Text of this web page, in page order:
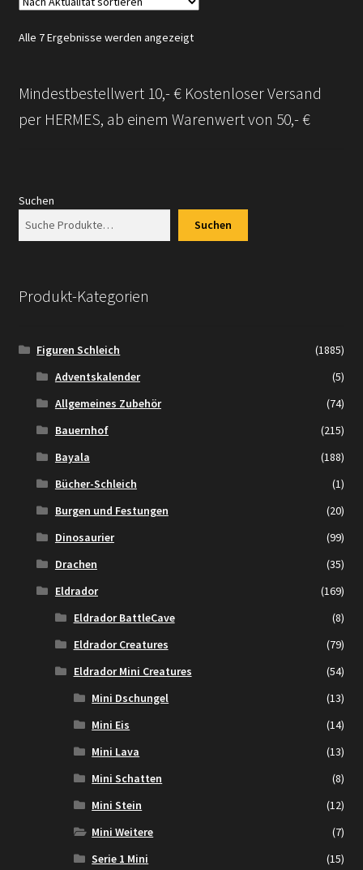
Alle 7 Ergebnisse werden angezeigtNach
Mindestbestellwert 10,- € Kostenloser Versand
per HERMES, ab einem Warenwert von 50,- €
Suchen
Suchen
Produkt-Kategorien
Figuren Schleich
(1885)
Adventskalender
(5)
Allgemeines Zubehör
(74)
Bauernhof
(215)
Bayala
(188)
Bücher-Schleich
(1)
Burgen und Festungen
(20)
Dinosaurier
(99)
Drachen
(35)
Eldrador
(169)
Eldrador BattleCave
(8)
Eldrador Creatures
(79)
Eldrador Mini Creatures
(54)
Mini Dschungel
(13)
Mini Eis
(14)
Mini Lava
(13)
Mini Schatten
(8)
Mini Stein
(12)
Mini Weitere
(7)
Serie 1 Mini
(15)